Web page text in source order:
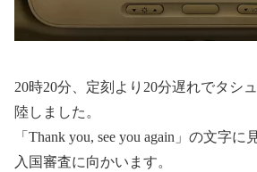
20時20分、定刻より20分遅れでタシ
陸しました。
「Thank you, see you again」の文字
入国審査に向かいます。